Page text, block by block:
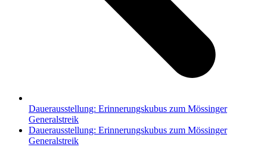
Dauerausstellung: Erinnerungskubus zum Mössinger
Generalstreik
Nächster
Beitrag:
Dauerausstellung: Erinnerungskubus zum Mössinger
Generalstreik